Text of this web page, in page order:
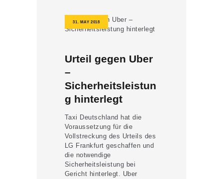
31. MAY 2018
Urteil gegen Uber
–
Sicherheitsleistun
g hinterlegt
Taxi Deutschland hat die
Voraussetzung für die
Vollstreckung des Urteils des
LG Frankfurt geschaffen und
die notwendige
Sicherheitsleistung bei
Gericht hinterlegt. Uber